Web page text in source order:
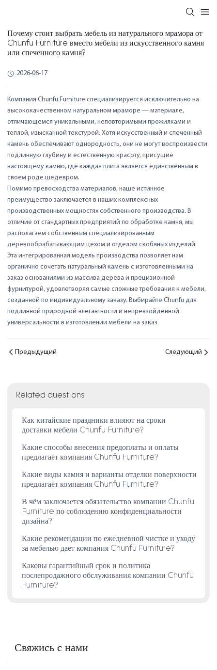
Почему стоит выбрать мебель из натурального мрамора от
Chunfu Furniture вместо мебели из искусственного камня
или спеченного камня?
2026-06-17
Компания Chunfu Furniture специализируется исключительно на
высококачественном натуральном мраморе — материале,
отличающемся уникальными, неповторимыми прожилками и
теплой, изысканной текстурой. Хотя искусственный и спеченный
камень обеспечивают однородность, они не могут воспроизвести
подлинную глубину и естественную красоту, присущие
настоящему камню, где каждая плита является единственным в
своем роде шедевром.
Помимо превосходства материалов, наше истинное
преимущество заключается в наших комплексных
производственных мощностях собственного производства. В
отличие от стандартных предприятий по обработке камня, мы
располагаем собственным специализированным
деревообрабатывающим цехом и отделом скобяных изделий.
Эта интегрированная модель производства позволяет нам
органично сочетать натуральный камень с изготовленными на
заказ основаниями из массива дерева и прецизионной
фурнитурой, удовлетворяя самые сложные требования к мебели,
созданной по индивидуальному заказу. Выбирайте Chunfu для
подлинной природной элегантности и непревзойденной
универсальности в изготовлении мебели на заказ.
Предыдущий Следующий
Related questions
Как китайские праздники влияют на сроки
доставки мебели Chunfu Furniture?
Какие способы внесения предоплаты и оплаты
предлагает компания Chunfu Furniture?
Какие виды камня и варианты отделки поверхности
предлагает компания Chunfu Furniture?
В чём заключается обязательство компании Chunfu
Furniture по соблюдению конфиденциальности
дизайна?
Какие рекомендации по ежедневной чистке и уходу
за мебелью дает компания Chunfu Furniture?
Каковы гарантийный срок и политика
послепродажного обслуживания компании Chunfu
Furniture?
Свяжись с нами